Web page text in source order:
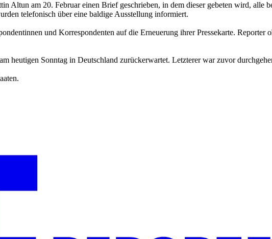
Altun am 20. Februar einen Brief geschrieben, in dem dieser gebeten wird, alle
telefonisch über eine baldige Ausstellung informiert.
und Korrespondenten auf die Erneuerung ihrer Pressekarte. Reporter
heutigen Sonntag in Deutschland zurückerwartet. Letzterer war zuvor